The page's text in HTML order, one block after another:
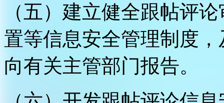
（五）建立健全跟帖评
置等信息安全管理制度
向有关主管部门报告。